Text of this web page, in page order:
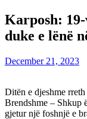
Karposh:
duke e lënë
December 21, 2023
Ditën e djeshme
Brendshme – Shkup
gjetur një foshnjë e